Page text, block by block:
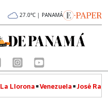
27.0°C | PANAMÁ
La Llorona Venezuela José